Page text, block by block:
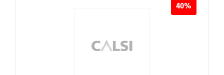
40%